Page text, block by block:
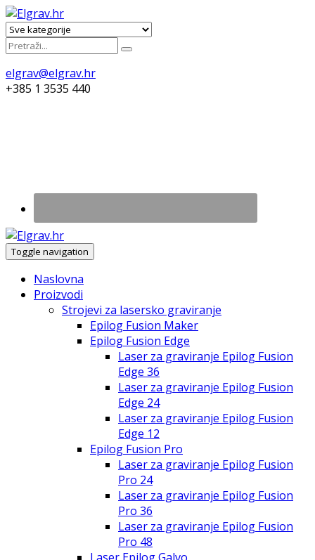
elgrav@elgrav.hr
+385 1 3535 440
Toggle navigation
Naslovna
Proizvodi
Strojevi za lasersko graviranje
Epilog Fusion Maker
Epilog Fusion Edge
Laser za graviranje Epilog Fusion
Edge 36
Laser za graviranje Epilog Fusion
Edge 24
Laser za graviranje Epilog Fusion
Edge 12
Epilog Fusion Pro
Laser za graviranje Epilog Fusion
Pro 24
Laser za graviranje Epilog Fusion
Pro 36
Laser za graviranje Epilog Fusion
Pro 48